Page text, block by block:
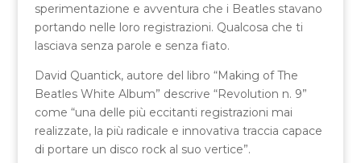
sperimentazione e avventura che i Beatles stavano
portando nelle loro registrazioni. Qualcosa che ti
lasciava senza parole e senza fiato.
David Quantick, autore del libro “Making of The
Beatles White Album” descrive “Revolution n. 9”
come “una delle più eccitanti registrazioni mai
realizzate, la più radicale e innovativa traccia capace
di portare un disco rock al suo vertice”.